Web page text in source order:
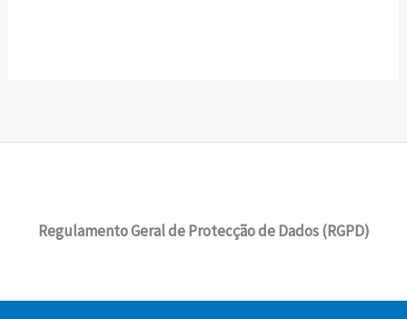
Regulamento Geral de Protecção de Dados (RGPD)